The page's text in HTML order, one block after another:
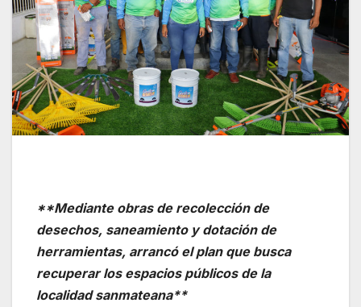
**Mediante obras de recolección de
desechos, saneamiento y dotación de
herramientas, arrancó el plan que busca
recuperar los espacios públicos de la
localidad sanmateana**